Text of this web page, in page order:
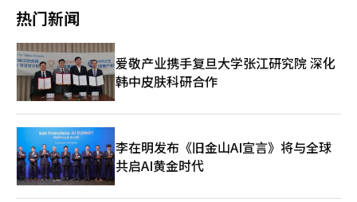
HLB（-4.84%）、三千堂制药（-7.71%）等均出现下跌。 与此同
加剧，讨论了前一交易日美国股市及夜间期货的急剧下跌等市场情
况，并商讨未来的市场管理方案。※ 本报道经人工智能（AI）系统
翻译与编辑。
定，以及欧洲中央银行（ECB）是否按预期加息25个基点。 ◆市
亿韩元规模的西釜山行政综合体建设工程合同。 ▷新星能源从
Waybis获得约101亿韩元规模的洁净室及公用设施工程合同。
▷DL E&C从韩国东南电力获得约4999亿韩元规模的济州清洁能源
综合发电厂动力块及附属设备的条件性采购合同。 ▷汉솔技术决定
为提高经营效率和改善财务结构，出售总额640亿韩元的忠北横城
工厂土地及建筑物。 ◆基金动态（截至4日，不包括ETF） ▷国内
股票型：1025亿韩元 ▷海外股票型：-223亿韩元 ◆今日（8日）
主要日程 ▷日本：GDP增长率（第一季度） ▷德国：工厂订单（4
月） ▷欧元区：Sentix投资者信心指数（6月） ▷美国：就业趋势
指数（5月）※ 本报道经人工智能（AI）系统翻译与编辑。
下跌20.29%，TIGER SK海力士单一股票杠杆ETF下跌20.11%，
RISE SK海力士单一股票杠杆ETF下跌20.12%，SOL SK海力士单
一股票杠杆ETF下跌19.77%，ACE SK海力士单一股票杠杆ETF下
跌19.68%，其中KIWOOM SK海力士期货单一股票杠杆ETF下跌
20.90%，成为主要产品中跌幅最大的。 相反，做空的反向产品表
现强劲。SOL SK海力士期货单一股票反向2X上涨19.40%，PLUS
三星电子期货单一股票反向2X上涨14.16%。 投资者的交易热情高
涨。与三星电子和SK海力士相关的单一股票杠杆和反向ETF的交易
金额当天达到了8兆1018亿韩元。与前一天的5兆6579亿韩元相
比，增长了43.2%。这是自最近半导体股波动加大以来的最高水
平。 特别是KODEX SK海力士单一股票杠杆ETF的交易金额达到了
2兆5186亿韩元，几乎是前一天的两倍，而TIGER SK海力士单一
股票杠杆ETF的交易额也达到了1兆2682亿韩元。KODEX三星电子
热门新闻
爱敬产业携手复旦大学张江研究院 深化
韩中皮肤科研合作
李在明发布《旧金山AI宣言》将与全球
共启AI黄金时代